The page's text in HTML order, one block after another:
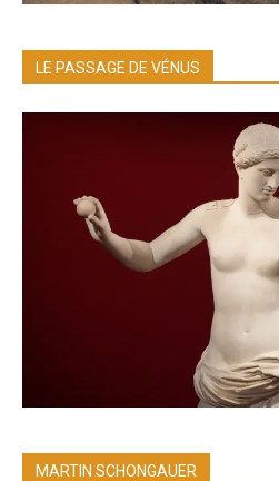
LE PASSAGE DE VÉNUS
MARTIN SCHONGAUER